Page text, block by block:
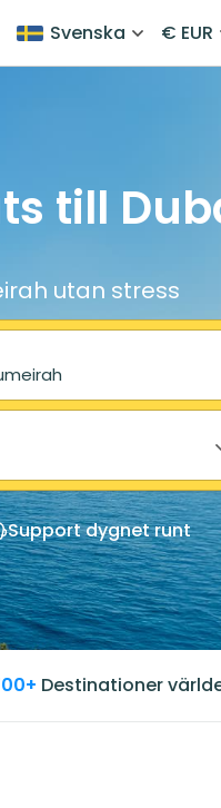
Svenska € EUR
till
utan stress
Support dygnet runt
Destinationer